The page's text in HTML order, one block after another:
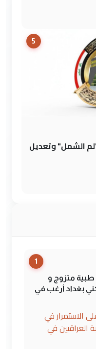
5
الشمل" وتعديل
1
طبية متزوج و
بغداد أرغب في
الاستمرار في
العراقيين في